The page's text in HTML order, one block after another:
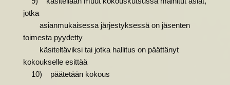
jotka
asianmukaisessa järjestyksessä on jäsenten
toimesta pyydetty
käsiteltäviksi tai jotka hallitus on päättänyt
kokoukselle esittää
10) päätetään kokous